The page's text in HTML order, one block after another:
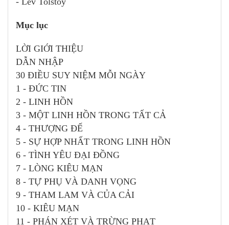
Mục lục
LỜI GIỚI THIỆU
DẪN NHẬP
30 ĐIỀU SUY NIỆM MỖI NGÀY
1 - ĐỨC TIN
2 - LINH HỒN
3 - MỘT LINH HỒN TRONG TẤT CẢ
4 - THƯỢNG ĐẾ
5 - SỰ HỢP NHẤT TRONG LINH HỒN
6 - TÌNH YÊU ĐẠI ĐỒNG
7 - LÒNG KIÊU MẠN
8 - TỰ PHỤ VÀ DANH VỌNG
9 - THAM LAM VÀ CỦA CẢI
10 - KIÊU MẠN
11 - PHÁN XÉT VÀ TRỪNG PHẠT